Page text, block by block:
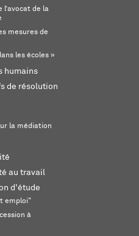
l’avocat de la
mesures de
les écoles »
humains
de résolution
la médiation
au travail
d'étude
emploi"
à